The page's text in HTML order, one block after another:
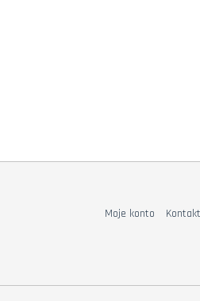
Moje konto Kontakt